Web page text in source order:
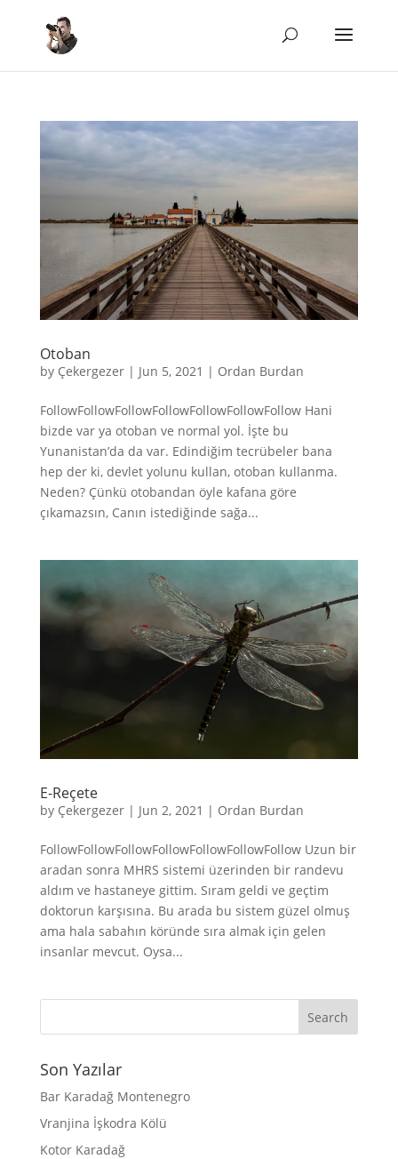
Otoban
by Çekergezer| Jun 5, 2021 | Ordan Burdan
FollowFollowFollowFollowFollowFollowFollow Hani
bizde var ya otoban ve normal yol. İşte bu
Yunanistan’da da var. Edindiğim tecrübeler bana
hep der ki, devlet yolunu kullan, otoban kullanma.
Neden? Çünkü otobandan öyle kafana göre
çıkamazsın, Canın istediğinde sağa...
E-Reçete
by Çekergezer| Jun 2, 2021 | Ordan Burdan
FollowFollowFollowFollowFollowFollowFollow Uzun bir
aradan sonra MHRS sistemi üzerinden bir randevu
aldım ve hastaneye gittim. Sıram geldi ve geçtim
doktorun karşısına. Bu arada bu sistem güzel olmuş
ama hala sabahın köründe sıra almak için gelen
insanlar mevcut. Oysa...
Son Yazılar
Bar Karadağ Montenegro
Vranjina İşkodra Kölü
Kotor Karadağ